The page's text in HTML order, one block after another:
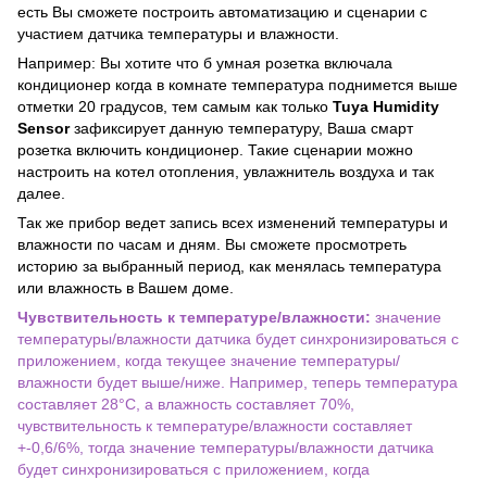
есть Вы сможете построить автоматизацию и сценарии с
участием датчика температуры и влажности.
Например: Вы хотите что б умная розетка включала
кондиционер когда в комнате температура поднимется выше
отметки 20 градусов, тем самым как только Tuya Humidity
Sensorзафиксирует данную температуру, Ваша смарт
розетка включить кондиционер. Такие сценарии можно
настроить на котел отопления, увлажнитель воздуха и так
далее.
Так же прибор ведет запись всех изменений температуры и
влажности по часам и дням. Вы сможете просмотреть
историю за выбранный период, как менялась температура
или влажность в Вашем доме.
Чувствительность к температуре/влажности: значение
температуры/влажности датчика будет синхронизироваться с
приложением, когда текущее значение температуры/
влажности будет выше/ниже. Например, теперь температура
составляет 28°С, а влажность составляет 70%,
чувствительность к температуре/влажности составляет
+-0,6/6%, тогда значение температуры/влажности датчика
будет синхронизироваться с приложением, когда